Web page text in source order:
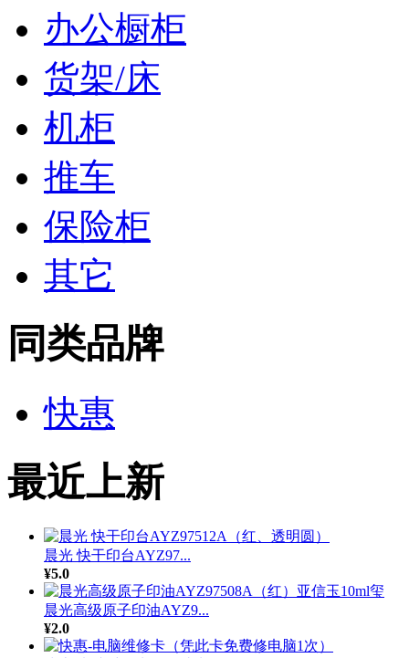
办公橱柜
货架/床
机柜
推车
保险柜
其它
同类品牌
快惠
最近上新
晨光 快干印台AYZ97...
¥5.0
晨光高级原子印油AYZ9...
¥2.0